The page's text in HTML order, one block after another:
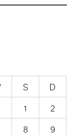
S
D
1
2
8
9